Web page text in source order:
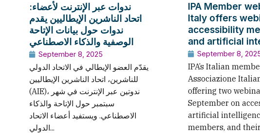
ندوات عبر الإنترنت لأعضاء:
اتحاد الناشرين الإيطاليين يقدم
ندوات حول بيانات الإتاحة
الوصفية والذكاء الاصطناعي
September 8, 2025
يقدّم العضو الإيطالي في الاتحاد الدولي
للناشرين، اتحاد الناشرين الإيطاليين
(AIE)، ندوتين عبر الإنترنت في شهر
سبتمبر حول الإتاحة والذكاء
الاصطناعي. ويستفيد أعضاء الاتحاد
الدولي...
IPA Member
Italy offers
accessibility
and artificial
September 8,
IPA’s Italian
Associazione
offering two
September on
artificial
members, and